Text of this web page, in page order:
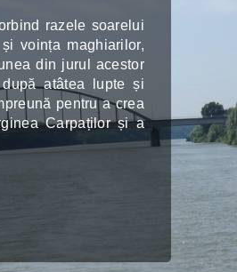
razele soarelui
voința maghiarilor,
din jurul acestor
atâtea lupte și
pentru a crea
Carpaților și a